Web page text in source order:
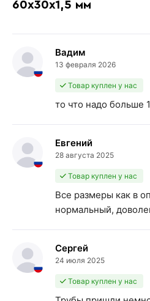
60х30х1,5 мм
Вадим
13 февраля 2026
Товар куплен у нас
то что надо больше
Евгений
28 августа 2025
Товар куплен у нас
Все размеры как в
нормальный,
Сергей
24 июля 2025
Товар куплен у нас